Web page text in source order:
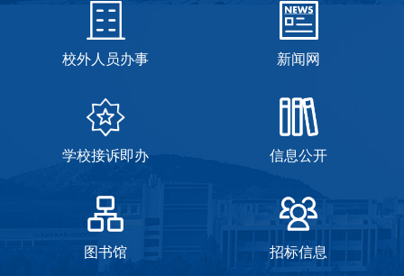
校外人员办事 新闻网
学校接诉即办 信息公开
图书馆 招标信息